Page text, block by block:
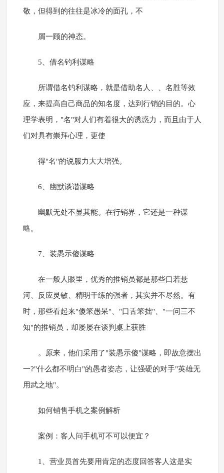
敬，但得到的往往是冰冷的面孔，不
屑一顾的神态。
5、借名钓利谋略
所谓借名钓利谋略，就是借助名人、、名胜等效
应，来提高自己商品的知名度，达到行销的目的。心
理学表明，"名"对人们有着很大的诱惑力，而且由于人
们对具有崇拜心理，更使
得"名"的说服力大大增强。
6、幽默谈谐谋略
幽默无处不显其能。在行销界，它还是一种谋
略。
7、装愚示傻谋略
在一般人眼里，优秀的推销员都是那些口若悬
河、反应灵敏、精明干练的强者，其实并不尽然。有
时，那些看起来"傻笨愚呆"、"口舌笨拙"、"一问三不
知"的推销员，却屡屡在谈判桌上获胜
。原来，他们采用了"装愚示傻"谋略，即故意摆出
一?"什么都不明白"的愚者姿态，让强硬的对手"英雄无
用武之地"。
如何销售手机之案例解析
案例：客人问手机可不可以便宜？
1、营业员首先要用肯定的态度回答客人这是实